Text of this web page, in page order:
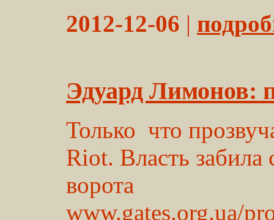
2012-12-06 |
Эдуард Лимонов:
Только что
Riot. Власть забила
ворота
www.gates.org.ua/